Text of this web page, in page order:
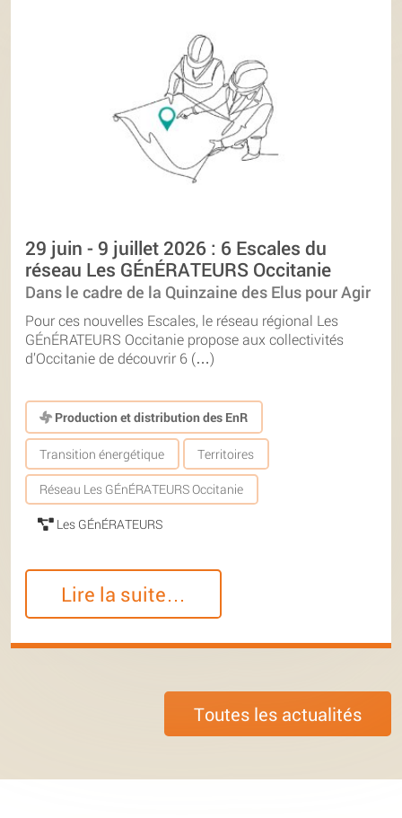
29 juin - 9 juillet 2026 : 6 Escales du
réseau Les GÉnÉRATEURS Occitanie
Dans le cadre de la Quinzaine des Elus pour Agir
Pour ces nouvelles Escales, le réseau régional Les
GÉnÉRATEURS Occitanie propose aux collectivités
d’Occitanie de découvrir 6 (…)
Production et distribution des EnR
Transition énergétique Territoires
Réseau Les GÉnÉRATEURS Occitanie
Les GÉnÉRATEURS
Lire la suite…
Toutes les actualités